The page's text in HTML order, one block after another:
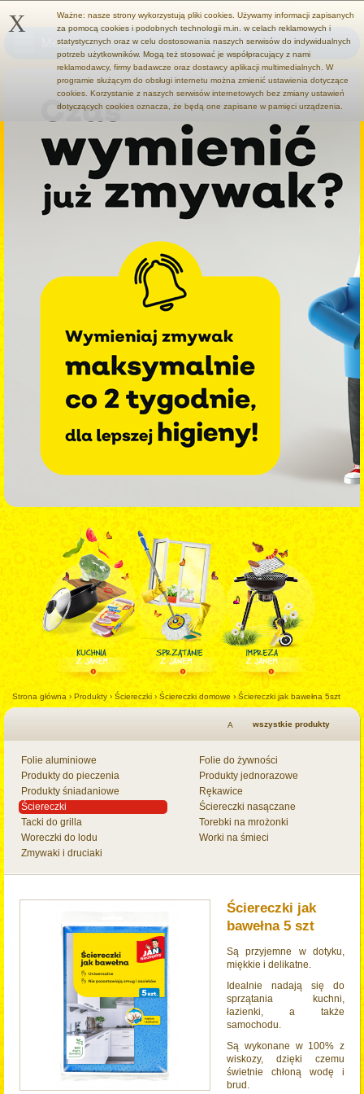
Menu
Strona główna › Produkty › Ściereczki › Ściereczki domowe › Ściereczki jak bawełna 5szt
wszystkie produkty
A
Folie aluminiowe
Folie do żywności
Produkty do pieczenia
Produkty jednorazowe
Produkty śniadaniowe
Rękawice
Ściereczki
Ściereczki nasączane
Tacki do grilla
Torebki na mrożonki
Woreczki do lodu
Worki na śmieci
Zmywaki i druciaki
Ściereczki jak
bawełna 5 szt
Są przyjemne w dotyku,
miękkie i delikatne.
Idealnie nadają się do
sprzątania kuchni,
łazienki, a także
samochodu.
Są wykonane w 100% z
wiskozy, dzięki czemu
świetnie chłoną wodę i
brud.
X
Ważne: nasze strony wykorzystują pliki cookies. Używamy informacji zapisanych
za pomocą cookies i podobnych technologii m.in. w celach reklamowych i
statystycznych oraz w celu dostosowania naszych serwisów do indywidualnych
potrzeb użytkowników. Mogą też stosować je współpracujący z nami
reklamodawcy, firmy badawcze oraz dostawcy aplikacji multimedialnych. W
programie służącym do obsługi internetu można zmienić ustawienia dotyczące
cookies. Korzystanie z naszych serwisów internetowych bez zmiany ustawień
dotyczących cookies oznacza, że będą one zapisane w pamięci urządzenia.